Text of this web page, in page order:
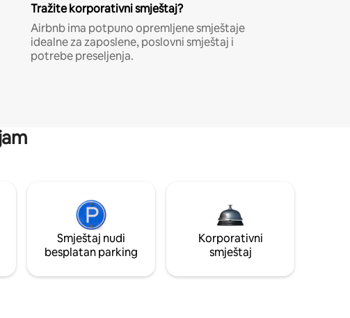
Tražite korporativni smještaj?
Airbnb ima potpuno opremljene smještaje
idealne za zaposlene, poslovni smještaj i
potrebe preseljenja.
Smještaj nudi
besplatan parking
Korporativni
smještaj